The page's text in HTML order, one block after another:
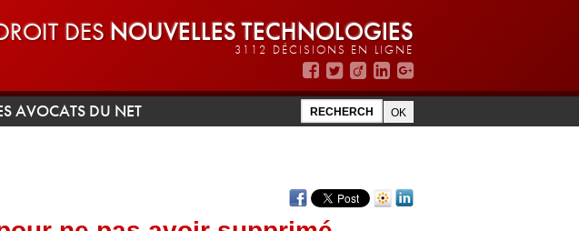
DES NOUVELLES TECHNOLOGIES
3112 DÉCISIONS EN LIGNE
AVOCATS DU NET